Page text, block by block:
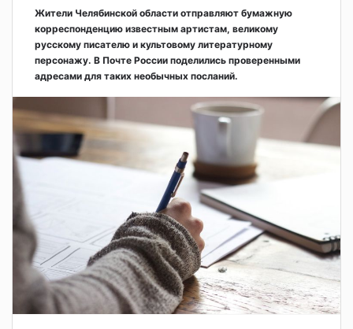
Жители Челябинской области отправляют бумажную
корреспонденцию известным артистам, великому
русскому писателю и культовому литературному
персонажу. В Почте России поделились проверенными
адресами для таких необычных посланий.